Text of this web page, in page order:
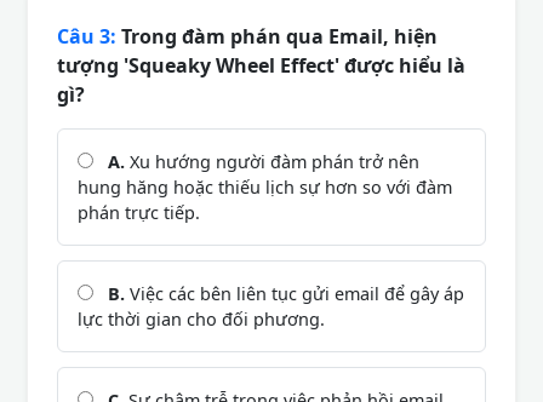
Câu 3: Trong đàm phán qua Email, hiện
tượng 'Squeaky Wheel Effect' được hiểu là
gì?
A. Xu hướng người đàm phán trở nên
hung hăng hoặc thiếu lịch sự hơn so với đàm
phán trực tiếp.
B. Việc các bên liên tục gửi email để gây áp
lực thời gian cho đối phương.